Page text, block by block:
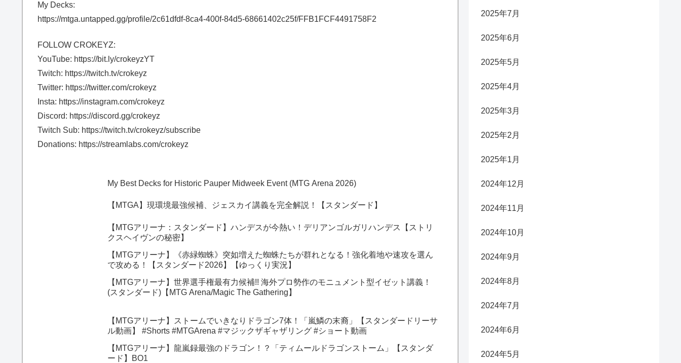
My Decks:
https://mtga.untapped.gg/profile/2c61dfdf-8ca4-400f-84d5-68661402c25f/FFB1FCF4491758F2
FOLLOW CROKEYZ:
YouTube: https://bit.ly/crokeyzYT
Twitch: https://twitch.tv/crokeyz
Twitter: https://twitter.com/crokeyz
Insta: https://instagram.com/crokeyz
Discord: https://discord.gg/crokeyz
Twitch Sub: https://twitch.tv/crokeyz/subscribe
Donations: https://streamlabs.com/crokeyz
My Best Decks for Historic Pauper Midweek Event (MTG Arena 2026)
【MTGA】現環境最強候補、ジェスカイ講義を完全解説！【スタンダード】
【MTGアリーナ：スタンダード】ハンデスが今熱い！デリアンゴルガリハンデス【ストリ
クスヘイヴンの秘密】
【MTGアリーナ】《赤緑蜘蛛》突如増えた蜘蛛たちが群れとなる！強化着地や速攻を選ん
で攻める！【スタンダード2026】【ゆっくり実況】
【MTGアリーナ】世界選手権最有力候補!! 海外プロ勢作のモニュメント型イゼット講義！
(スタンダード)【MTG Arena/Magic The Gathering】
【MTGアリーナ】ストームでいきなりドラゴン7体！「嵐鱗の末裔」【スタンダードリーサ
ル動画】 #Shorts #MTGArena #マジックザギャザリング #ショート動画
【MTGアリーナ】龍嵐録最強のドラゴン！？「ティムールドラゴンストーム」【スタンダ
ード】BO1
2025年7月
2025年6月
2025年5月
2025年4月
2025年3月
2025年2月
2025年1月
2024年12月
2024年11月
2024年10月
2024年9月
2024年8月
2024年7月
2024年6月
2024年5月